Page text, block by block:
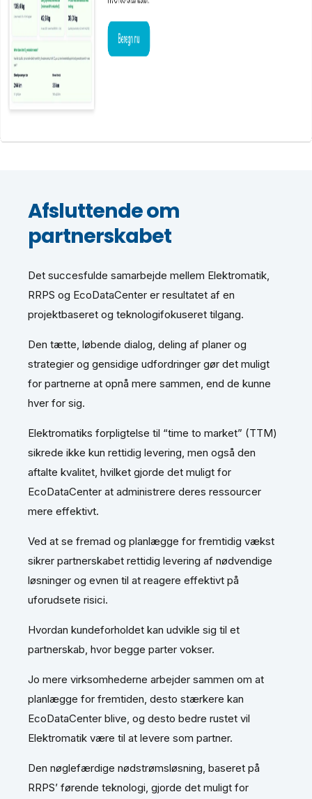
Afsluttende om
partnerskabet
Det succesfulde samarbejde mellem Elektromatik,
RRPS og EcoDataCenter er resultatet af en
projektbaseret og teknologifokuseret tilgang.
Den tætte, løbende dialog, deling af planer og
strategier og gensidige udfordringer gør det muligt
for partnerne at opnå mere sammen, end de kunne
hver for sig.
Elektromatiks forpligtelse til “time to market” (TTM)
sikrede ikke kun rettidig levering, men også den
aftalte kvalitet, hvilket gjorde det muligt for
EcoDataCenter at administrere deres ressourcer
mere effektivt.
Ved at se fremad og planlægge for fremtidig vækst
sikrer partnerskabet rettidig levering af nødvendige
løsninger og evnen til at reagere effektivt på
uforudsete risici.
Hvordan kundeforholdet kan udvikle sig til et
partnerskab, hvor begge parter vokser.
Jo mere virksomhederne arbejder sammen om at
planlægge for fremtiden, desto stærkere kan
EcoDataCenter blive, og desto bedre rustet vil
Elektromatik være til at levere som partner.
Den nøglefærdige nødstrømsløsning, baseret på
RRPS’ førende teknologi, gjorde det muligt for